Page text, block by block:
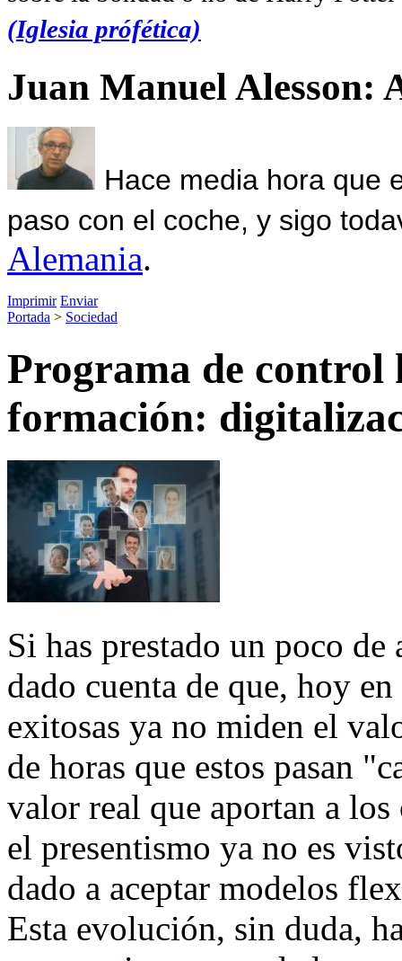
(Iglesia prófética)
Juan Manuel Alesson:
Hace media hora que
paso con el coche, y sigo
Alemania.
Imprimir Enviar
Portada > Sociedad
Programa de control
formación:
Si has prestado un poco de
dado cuenta de que, hoy
exitosas ya no miden el
de horas que estos pasan
valor real que aportan a
el presentismo ya no es
dado a aceptar modelos
Esta evolución, sin duda,